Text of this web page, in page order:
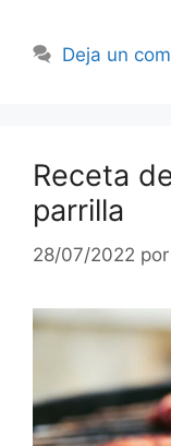
Deja un
Receta
parrilla
28/07/2022 por